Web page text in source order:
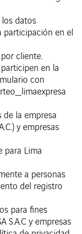
datos
participación en el
cliente.
en la
con
de la empresa
y empresas
para Lima
a personas
del registro
para fines
S.A.C y empresas